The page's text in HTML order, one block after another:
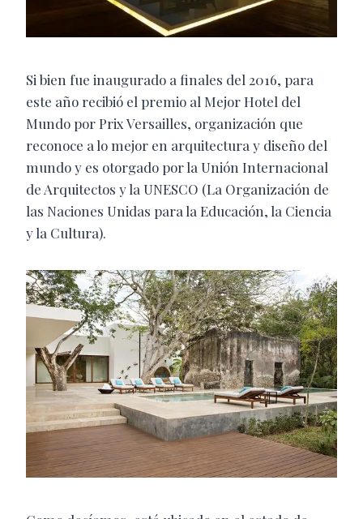
Si bien fue inaugurado a finales del 2016, para
este año recibió el premio al Mejor Hotel del
Mundo por Prix Versailles, organización que
reconoce a lo mejor en arquitectura y diseño del
mundo y es otorgado por la Unión Internacional
de Arquitectos y la UNESCO (La Organización de
las Naciones Unidas para la Educación, la Ciencia
y la Cultura).